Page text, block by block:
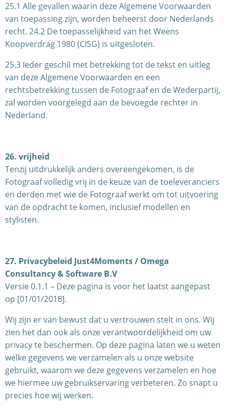
25.1 Alle gevallen waarin deze Algemene Voorwaarden
van toepassing zijn, worden beheerst door Nederlands
recht. 24.2 De toepasselijkheid van het Weens
Koopverdrag 1980 (CISG) is uitgesloten.
25.3 Ieder geschil met betrekking tot de tekst en uitleg
van deze Algemene Voorwaarden en een
rechtsbetrekking tussen de Fotograaf en de Wederpartij,
zal worden voorgelegd aan de bevoegde rechter in
Nederland.
26. vrijheid
Tenzij uitdrukkelijk anders overeengekomen, is de
Fotograaf volledig vrij in de keuze van de toeleveranciers
en derden met wie de Fotograaf werkt om tot uitvoering
van de opdracht te komen, inclusief modellen en
stylisten.
27. Privacybeleid Just4Moments / Omega
Consultancy & Software B.V
Versie 0.1.1 – Deze pagina is voor het laatst aangepast
op [01/01/2018].
Wij zijn er van bewust dat u vertrouwen stelt in ons. Wij
zien het dan ook als onze verantwoordelijkheid om uw
privacy te beschermen. Op deze pagina laten we u weten
welke gegevens we verzamelen als u onze website
gebruikt, waarom we deze gegevens verzamelen en hoe
we hiermee uw gebruikservaring verbeteren. Zo snapt u
precies hoe wij werken.